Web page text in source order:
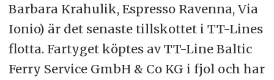
Barbara Krahulik, Espresso Ravenna, Via
Ionio) är det senaste tillskottet i TT-Lines
flotta. Fartyget köptes av TT-Line Baltic
Ferry Service GmbH & Co KG i fjol och har